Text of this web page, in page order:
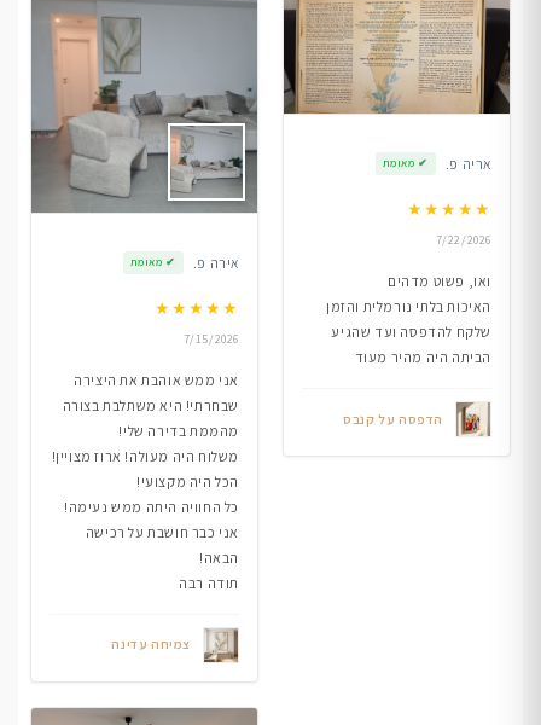
אריה פ. ✔ מאומת
★★★★★
7/22/2026
ואו, פשוט מדהים
האיכות בלתי נורמלית והזמן
שלקח להדפסה ועד שהגיע
הביתה היה מהיר מעוד
הדפסה על קנבס
אירה פ. ✔ מאומת
★★★★★
7/15/2026
אני ממש אוהבת את היצירה
שבחרתי! היא משתלבת בצורה
מהממת בדירה שלי!
משלוח היה מעולה! ארוז מצויין!
הכל היה מקצועי!
כל החוויה היתה ממש נעימה!
אני כבר חושבת על רכישה
הבאה!
תודה רבה
צמיחה עדינה